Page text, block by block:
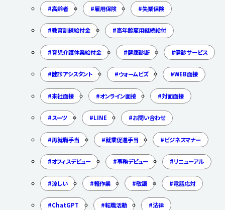
高齢者 雇用保険 失業保険
教育訓練給付金 高年齢雇用継続給付
育児介護休業給付金 健康診断 健診サービス
健診アシスタント ウォームビズ WEB面接
来社面接 オンライン面接 対面面接
スーツ LINE お問い合わせ
再就職手当 就業促進手当 ビジネスマナー
オフィスデビュー 事務デビュー リニューアル
涼しい 軽作業 敬語 電話応対
ChatGPT 転職活動 法律